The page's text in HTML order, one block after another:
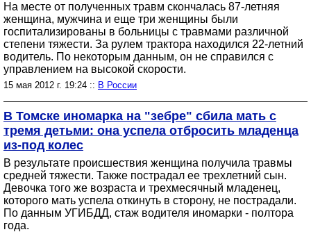
На месте от полученных травм скончалась 87-летняя
женщина, мужчина и еще три женщины были
госпитализированы в больницы с травмами различной
степени тяжести. За рулем трактора находился 22-летний
водитель. По некоторым данным, он не справился с
управлением на высокой скорости.
15 мая 2012 г. 19:24 :: В России
В Томске иномарка на "зебре" сбила мать с
тремя детьми: она успела отбросить младенца
из-под колес
В результате происшествия женщина получила травмы
средней тяжести. Также пострадал ее трехлетний сын.
Девочка того же возраста и трехмесячный младенец,
которого мать успела откинуть в сторону, не пострадали.
По данным УГИБДД, стаж водителя иномарки - полтора
года.